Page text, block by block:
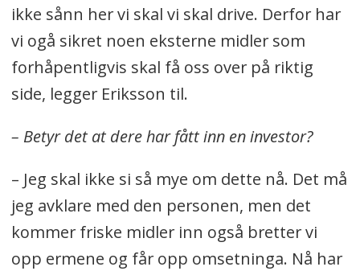
ikke sånn her vi skal vi skal drive. Derfor har
vi ogå sikret noen eksterne midler som
forhåpentligvis skal få oss over på riktig
side, legger Eriksson til.
– Betyr det at dere har fått inn en investor?
– Jeg skal ikke si så mye om dette nå. Det må
jeg avklare med den personen, men det
kommer friske midler inn også bretter vi
opp ermene og får opp omsetninga. Nå har